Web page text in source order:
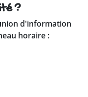
?
d'information
horaire :